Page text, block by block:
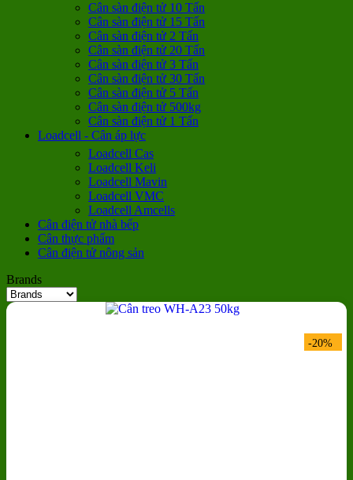
Cân sàn điện tử 10 Tấn
Cân sàn điện tử 15 Tấn
Cân sàn điện tử 2 Tấn
Cân sàn điện tử 20 Tấn
Cân sàn điện tử 3 Tấn
Cân sàn điện tử 30 Tấn
Cân sàn điện tử 5 Tấn
Cân sàn điện tử 500kg
Cân sàn điện tử 1 Tấn
Loadcell - Cân áp lực
Loadcell Cas
Loadcell Keli
Loadcell Mavin
Loadcell VMC
Loadcell Amcells
Cân điện tử nhà bếp
Cân thực phẩm
Cân điện tử nông sản
Brands
-20%